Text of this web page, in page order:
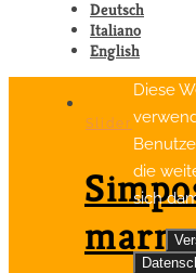
Deutsch
Italiano
English
Slider
Diese
die
sich